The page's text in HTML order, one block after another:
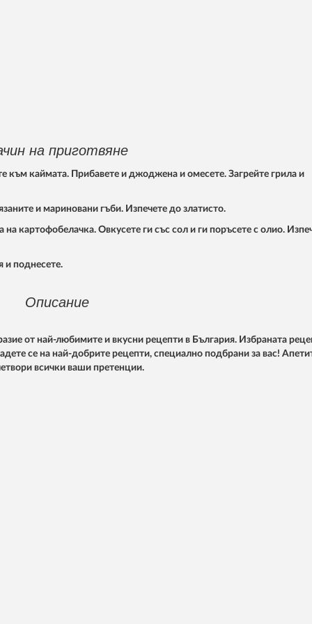
на приготвяне
към каймата. Прибавете и джоджена и омесете. Загрейте грила и
и мариновани гъби. Изпечете до златисто.
картофобелачка. Овкусете ги със сол и ги поръсете с олио.
и поднесете.
Описание
от най-любимите и вкусни рецепти в България. Избраната
се на най-добрите рецепти, специално подбрани за вас!
всички ваши претенции.